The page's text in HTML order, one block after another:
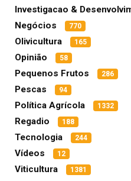
Investigacao &
Negócios 770
Olivicultura 165
Opinião 58
Pequenos Frutos 286
Pescas 94
Política Agrícola 1332
Regadio 188
Tecnologia 244
Vídeos 12
Viticultura 1381